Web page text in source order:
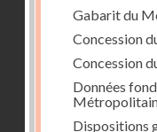
Gabarit du
Concession
Concession
Données
Dispositions